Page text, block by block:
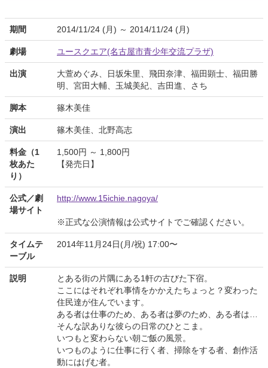
期間 2014/11/24 (月) ～ 2014/11/24 (月)
劇場 ユースクエア(名古屋市青少年交流プラザ)
出演
大萱めぐみ、日坂朱里、飛田奈津、福田顕士、福田勝
明、宮田大輔、玉城美紀、吉田進、さち
脚本 篠木美佳
演出 篠木美佳、北野高志
料金（1
枚あた
り）
1,500円 ～ 1,800円
【発売日】
公式／劇
場サイト
http://www.15ichie.nagoya/
※正式な公演情報は公式サイトでご確認ください。
タイムテ
ーブル
2014年11月24日(月/祝) 17:00〜
説明
とある街の片隅にある1軒の古びた下宿。
ここにはそれぞれ事情をかかえたちょっと？変わった
住民達が住んでいます。
ある者は仕事のため、ある者は夢のため、ある者は…
そんな訳ありな彼らの日常のひとこま。
いつもと変わらない朝ご飯の風景。
いつものように仕事に行く者、掃除をする者、創作活
動にはげむ者。